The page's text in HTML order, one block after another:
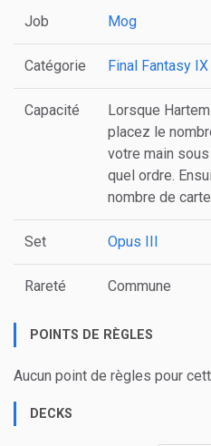
Job Mog
Catégorie Final Fantasy IX
Capacité
Lorsque
placez le
votre main
quel ordre.
nombre de
Set Opus III
Rareté Commune
POINTS DE RÈGLES
Aucun point de règles pour
DECKS